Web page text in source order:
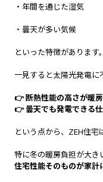
・年間を通じた湿気
・曇天が多い気候
といった特徴があります。
一見すると太陽光発電
👉 断熱性能の高さが暖
👉 曇天でも発電できる
という点から、ZEH住宅
特に冬の暖房負担が大き
住宅性能そのものが家計